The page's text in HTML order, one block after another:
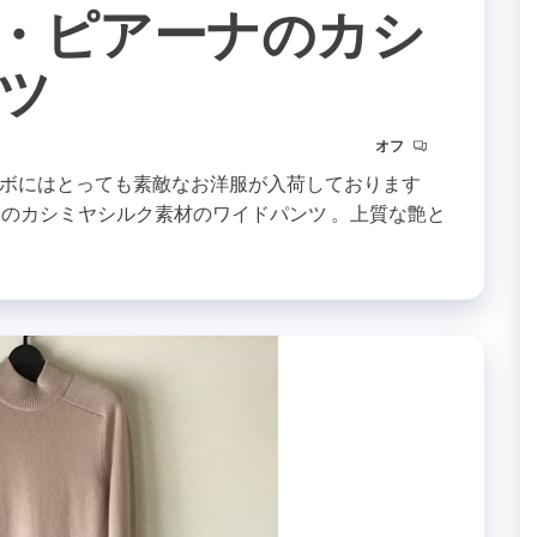
ピアーナのカシ
オフ
にはとっても素敵なお洋服が入荷しております
カシミヤシルク素材のワイドパンツ 。上質な艶と